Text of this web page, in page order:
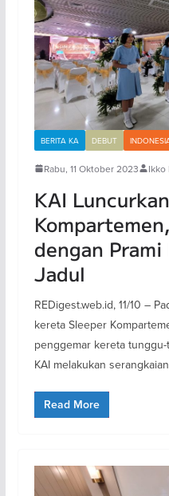
BERITA KA DEBUT
Rabu, 11 Oktober 2023 Ikko
KAI
dengan Prami
Jadul
REDigest.web.id, 11/10 –
kereta Sleeper
penggemar kereta
KAI melakukan
Read More